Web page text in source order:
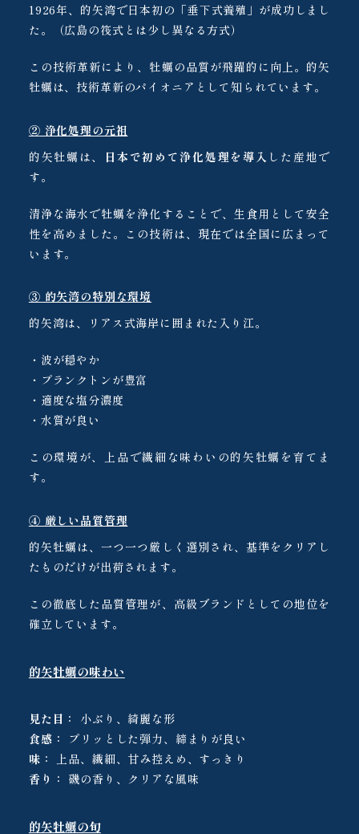
1926年、的矢湾で日本初の「垂下式養殖」が成功しまし
た。（広島の筏式とは少し異なる方式）
この技術革新により、牡蠣の品質が飛躍的に向上。的矢
牡蠣は、技術革新のパイオニアとして知られています。
② 浄化処理の元祖
的矢牡蠣は、
日本で初めて浄化処理を導入 した産地で
す。
清浄な海水で牡蠣を浄化することで、生食用として安全
性を高めました。この技術は、現在では全国に広まって
います。
③ 的矢湾の特別な環境
的矢湾は、リアス式海岸に囲まれた入り江。
・波が穏やか
・プランクトンが豊富
・適度な塩分濃度
・水質が良い
この環境が、上品で繊細な味わいの的矢牡蠣を育てま
す。
④ 厳しい品質管理
的矢牡蠣は、一つ一つ厳しく選別され、基準をクリアし
たものだけが出荷されます。
この徹底した品質管理が、高級ブランドとしての地位を
確立しています。
的矢牡蠣の味わい
見た目：
小ぶり、綺麗な形
食感：
プリッとした弾力、締まりが良い
味：
上品、繊細、甘み控えめ、すっきり
香り： 磯の香り、クリアな風味
的矢牡蠣の旬